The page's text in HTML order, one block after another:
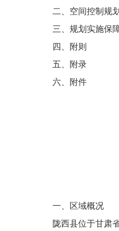
二、空间控制规
三、规划实施保
四、附则
五、附录
六、附件
一、区域概况
陇西县位于甘肃